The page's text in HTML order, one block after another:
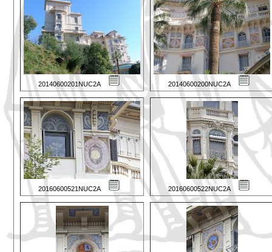
20140600201NUC2A 20140600200NUC2A
20160600521NUC2A 20160600522NUC2A